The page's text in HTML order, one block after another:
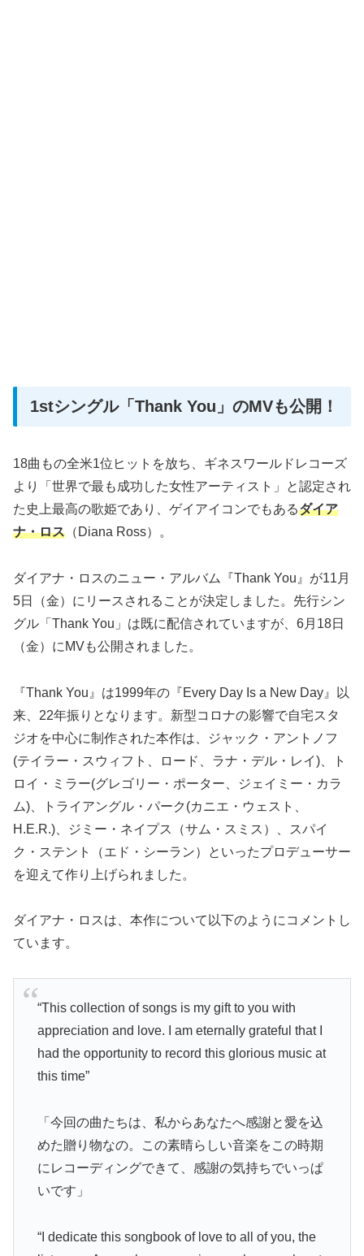
1stシングル「Thank You」のMVも公開！
18曲もの全米1位ヒットを放ち、ギネスワールドレコーズ
より「世界で最も成功した女性アーティスト」と認定され
た史上最高の歌姫であり、ゲイアイコンでもあるダイア
ナ・ロス （Diana Ross）。
ダイアナ・ロスのニュー・アルバム『Thank You』が11月
5日（金）にリースされることが決定しました。先行シン
グル「Thank You」は既に配信されていますが、6月18日
（金）にMVも公開されました。
『Thank You』は1999年の『Every Day Is a New Day』以
来、22年振りとなります。新型コロナの影響で自宅スタ
ジオを中心に制作された本作は、ジャック・アントノフ
(テイラー・スウィフト、ロード、ラナ・デル・レイ)、ト
ロイ・ミラー(グレゴリー・ポーター、ジェイミー・カラ
ム)、トライアングル・パーク(カニエ・ウェスト、
H.E.R.)、ジミー・ネイプス（サム・スミス）、スパイ
ク・ステント（エド・シーラン）といったプロデューサー
を迎えて作り上げられました。
ダイアナ・ロスは、本作について以下のようにコメントし
ています。
“This collection of songs is my gift to you with
appreciation and love. I am eternally grateful that I
had the opportunity to record this glorious music at
this time”
「今回の曲たちは、私からあなたへ感謝と愛を込
めた贈り物なの。この素晴らしい音楽をこの時期
にレコーディングできて、感謝の気持ちでいっぱ
いです」
“I dedicate this songbook of love to all of you, the